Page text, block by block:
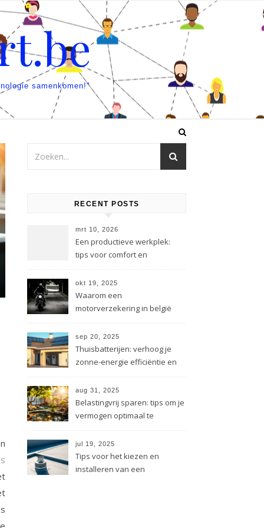
samenkomen!"
RECENT POSTS
mrt 10, 2026
Een productieve werkplek:
tips voor comfort en
okt 19, 2025
Waarom een
motorverzekering in belgië
sep 20, 2025
Thuisbatterijen: verhoog je
zonne-energie efficiëntie en
aug 31, 2025
Belastingvrij sparen: tips om je
vermogen optimaal te
jul 19, 2025
Tips voor het kiezen en
installeren van een